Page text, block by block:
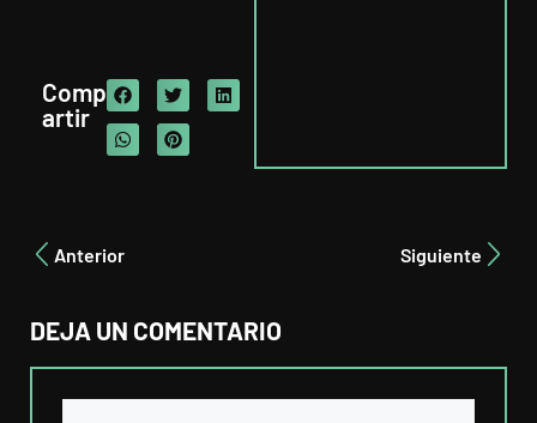
Comp
artir
Anterior Siguiente
DEJA UN COMENTARIO